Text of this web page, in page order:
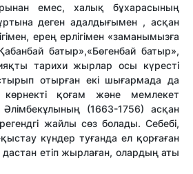
емес, халық бұхарасының
деген адалдығымен , асқан
ерең ерлігімен «заманымызға
батыр»,«Бөгенбай батыр»,
тарихи жырлар осы күресті
отырған екі шығармада да
қоғам және мемлекет
Әлімбекұлының (1663-1756) асқан
жайлы сөз болады. Себебі,
күндер туғанда ел қорғаған
етіп жырлаған, олардың аты